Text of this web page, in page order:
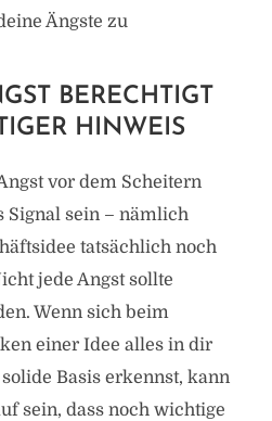
Ängste zu
BERECHTIGT
HINWEIS
vor dem Scheitern
Signal sein – nämlich
tatsächlich noch
jede Angst sollte
Wenn sich beim
einer Idee alles in dir
Basis erkennst, kann
sein, dass noch wichtige